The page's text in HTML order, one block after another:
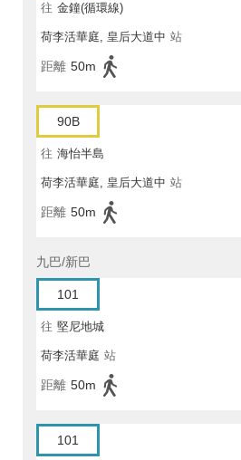
往 金鐘(循環線)
荷李活華庭, 皇后大道中 站
距離 50m
90B
往 海怡半島
荷李活華庭, 皇后大道中 站
距離 50m
九巴/新巴
101
往 堅尼地城
荷李活華庭 站
距離 50m
101